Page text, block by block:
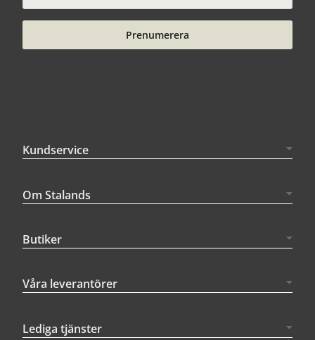
Prenumerera
Kundservice
Om Stalands
Butiker
Våra leverantörer
Lediga tjänster